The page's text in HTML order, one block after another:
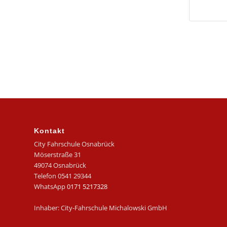
Kontakt
City Fahrschule Osnabrück
Möserstraße 31
49074 Osnabrück
Telefon 0541 29344
WhatsApp0171 5217328
Inhaber: City-Fahrschule Michalowski GmbH